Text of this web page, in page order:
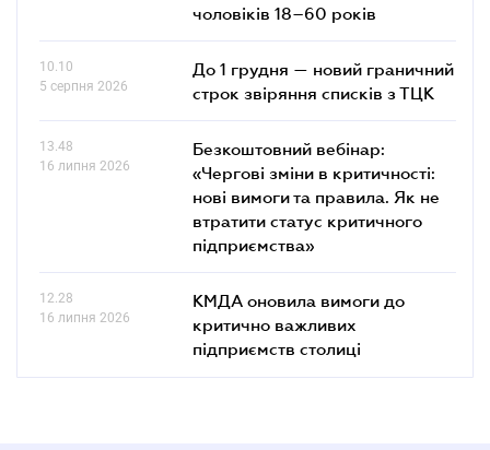
чоловіків 18–60 років
10.10
5 серпня 2026
До 1 грудня — новий граничний
строк звіряння списків з ТЦК
13.48
16 липня 2026
Безкоштовний вебінар:
«Чергові зміни в критичності:
нові вимоги та правила. Як не
втратити статус критичного
підприємства»
12.28
16 липня 2026
КМДА оновила вимоги до
критично важливих
підприємств столиці